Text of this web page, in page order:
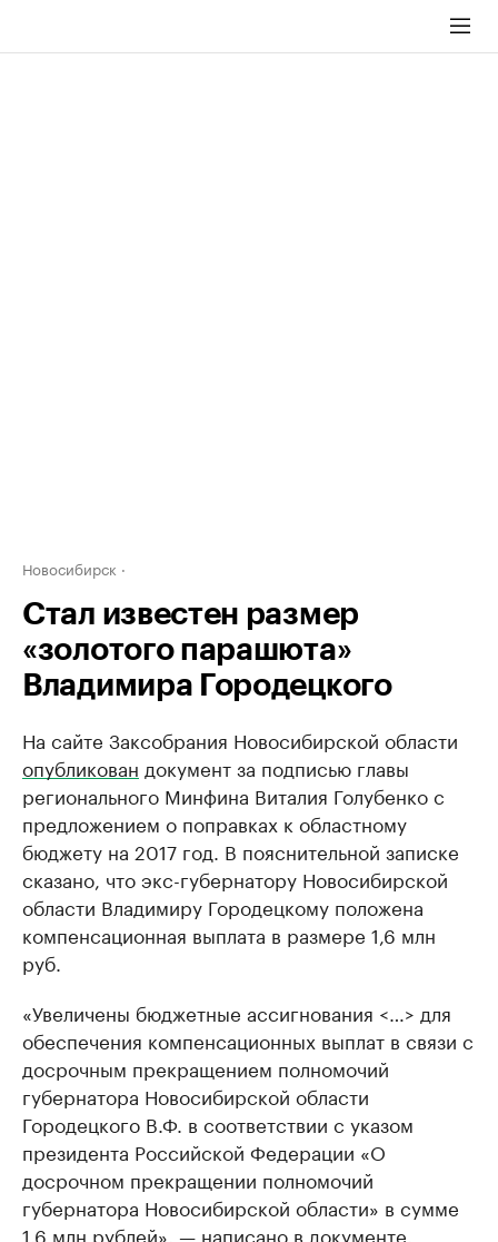
Новосибирск
Стал известен размер
«золотого парашюта»
Владимира Городецкого
На сайте Заксобрания Новосибирской области
опубликован документ за подписью главы
регионального Минфина Виталия Голубенко с
предложением о поправках к областному
бюджету на 2017 год. В пояснительной записке
сказано, что экс-губернатору Новосибирской
области Владимиру Городецкому положена
компенсационная выплата в размере 1,6 млн
руб.
«Увеличены бюджетные ассигнования <…> для
обеспечения компенсационных выплат в связи с
досрочным прекращением полномочий
губернатора Новосибирской области
Городецкого В.Ф. в соответствии с указом
президента Российской Федерации «О
досрочном прекращении полномочий
губернатора Новосибирской области» в сумме
1,6 млн рублей», — написано в документе.